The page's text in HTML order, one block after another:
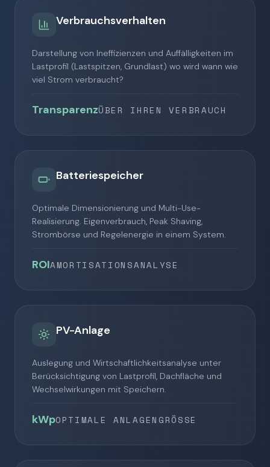
Verbrauchsverhalten
Darstellung von Ineffizienzen und Auffälligkeiten im
Lastprofil (Lastspitzen, Grundlast) wo wird wann wie
viel Strom verbraucht?
TransparenzÜBER IHREN VERBRAUCH
Batteriespeicher
Optimale Dimensionierung und Multi-Use-
Realisierung. Eigenverbrauch, Peak Shaving,
Strombörse und Regelenergie in einem System.
ROIAMORTISATIONSANALYSE
PV-Anlage
Auslegung und Wirtschaftlichkeitsanalyse unter
Berücksichtigung von Lastprofil, Dachfläche und
Wechselwirkungen mit Speichern.
kWpOPTIMALE ANLAGENGRÖSSE